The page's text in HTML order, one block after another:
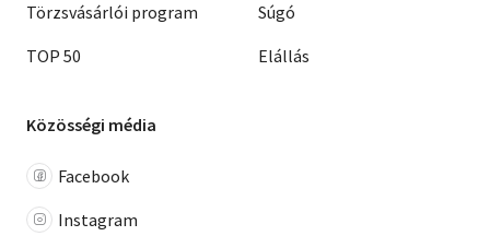
Törzsvásárlói program
TOP 50
Súgó
Elállás
Közösségi média
Facebook
Instagram